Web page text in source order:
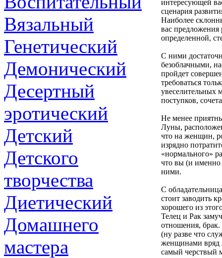
Вязальный
Генетический
Демонический
Десертный
эротический
Детский
Детского
творчества
Диетический
Домашнего
мастера
интересующей
сценария
Наиболее
вас предложения
определенной,
С ними
безоблачными,
пройдет
требоваться
увеселительных
поступков,
Не менее
Луны,
что на женщин,
изрядно
«нормального»
что вы (и именно
ними.
С
стоит заводить
хорошего из
Телец и Рак
отношения,
(ну разве что
женщинами вряд
самый черствый